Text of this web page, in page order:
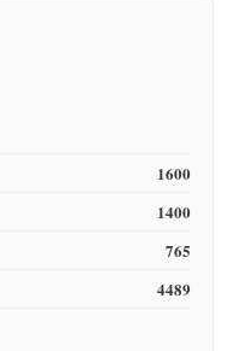
1600
1400
765
4489